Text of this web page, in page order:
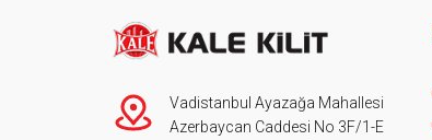
Vadistanbul Ayazağa Mahallesi
Azerbaycan Caddesi No 3F/1-E